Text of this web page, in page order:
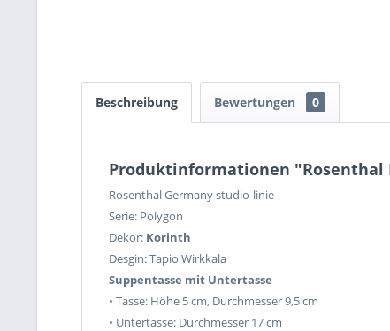
Beschreibung Bewertungen 0
Produktinformationen "Rosenthal
Rosenthal Germany studio-linie
Serie: Polygon
Dekor: Korinth
Desgin: Tapio Wirkkala
Suppentasse mit Untertasse
• Tasse: Höhe 5 cm, Durchmesser 9,5 cm
• Untertasse: Durchmesser 17 cm